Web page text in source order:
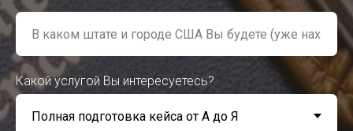
Какой услугой Вы интересуетесь?